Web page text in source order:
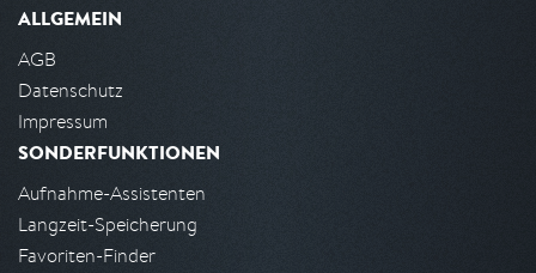
ALLGEMEIN
AGB
Datenschutz
Impressum
SONDERFUNKTIONEN
Aufnahme-Assistenten
Langzeit-Speicherung
Favoriten-Finder